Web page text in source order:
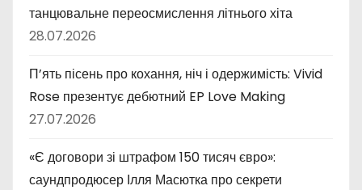
танцювальне переосмислення літнього хіта
28.07.2026
П’ять пісень про кохання, ніч і одержимість: Vivid
Rose презентує дебютний EP Love Making
27.07.2026
«Є договори зі штрафом 150 тисяч євро»:
саундпродюсер Ілля Масютка про секрети